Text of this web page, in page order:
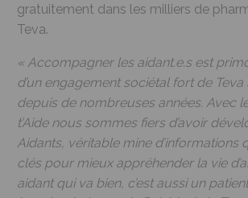
gratuitement dans les milliers de
Teva.
« Accompagner les aidant.e.s est
d’un engagement sociétal fort de Teva
depuis de nombreuses années. Avec
t’Aide nous sommes fiers d’avoir
Aidants, véritable mine d’informations
clés pour mieux appréhender la vie
aidant qui va bien, c’est aussi un